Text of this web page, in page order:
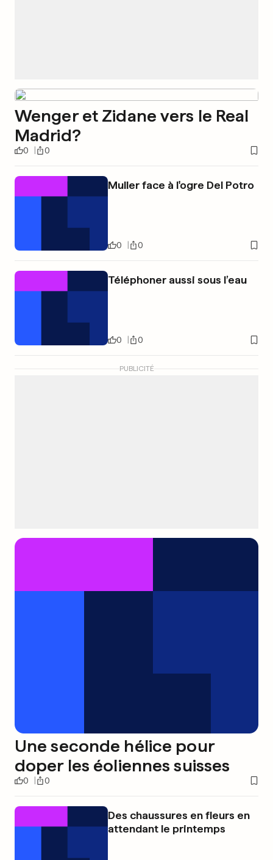
Wenger et Zidane vers le Real
Madrid?
0 0
Muller face à l'ogre Del Potro
0 0
Téléphoner aussi sous l’eau
0 0
PUBLICITÉ
Une seconde hélice pour
doper les éoliennes suisses
0 0
Des chaussures en fleurs en
attendant le printemps